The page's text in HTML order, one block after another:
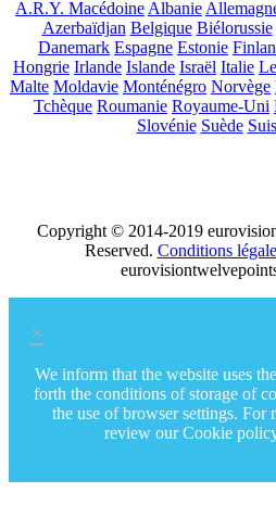
A.R.Y. MacédoineAlbanie
Azerbaïdjan Belgique Biélorussie
Danemark Espagne Estonie
Hongrie Irlande Islande Israël Italie
Malte Moldavie Monténégro Norvège
Tchèque Roumanie Royaume-Uni
Slovénie Suède
Copyright © 2014-2019
Reserved. Conditions
×
We inform that the website uses
forth the conditions of storage of
the use of browser settings. For
review our Cookie